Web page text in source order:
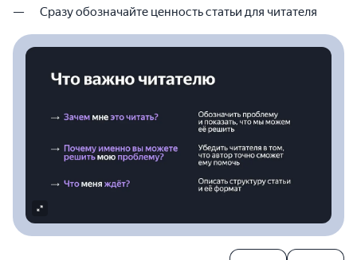
Сразу обозначайте ценность статьи для читателя